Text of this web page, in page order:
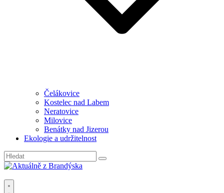
Čelákovice
Kostelec nad Labem
Neratovice
Milovice
Benátky nad Jizerou
Ekologie a udržitelnost